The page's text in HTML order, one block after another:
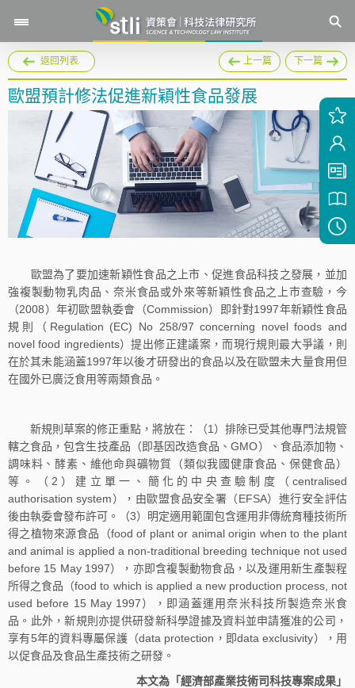
返回列表 上一篇 下一篇
歐盟預計修法促進新穎性食品發展
歐盟為了要加速新穎性食品之上市、促進食品科技之發展，並加
強複製動物乳肉品、奈米食品或外來等新穎性食品之上市查驗，今
（2008）年初歐盟執委會（Commission）即針對1997年新穎性食品
規則（Regulation (EC) No 258/97 concerning novel foods and
novel food ingredients）提出修正建議案，而現行規則最大爭議，則
在於其未能涵蓋1997年以後才研發出的食品以及在歐盟未大量食用但
在國外已廣泛食用等兩類食品。
新規則草案的修正重點，將放在：（1）排除已受其他專門法規管
轄之食品，包含生技產品（即基因改造食品、GMO）、食品添加物、
調味料、酵素、維他命與礦物質（類似我國健康食品、保健食品）
等。（2）建立單一、簡化的中央查驗制度（centralised
authorisation system），由歐盟食品安全署（EFSA）進行安全評估
後由執委會發布許可。（3）明定適用範圍包含運用非傳統育種技術所
得之植物來源食品（food of plant or animal origin when to the plant
and animal is applied a non-traditional breeding technique not used
before 15 May 1997），亦即含複製動物食品，以及運用新生產製程
所得之食品（food to which is applied a new production process, not
used before 15 May 1997），即涵蓋運用奈米科技所製造奈米食
品。此外，新規則亦提供研發新科學證據及資料並申請獲准的公司，
享有5年的資料專屬保護（data protection，即data exclusivity），用
以促食品及食品生產技術之研發。
本文為「經濟部產業技術司科技專案成果」